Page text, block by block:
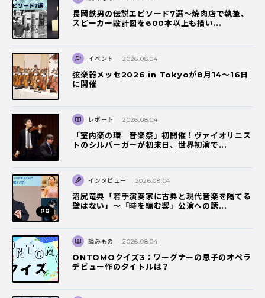
長岡鉄男の伝説エピソード7選〜焼肉店で執筆、
スピーカー設計図を600本以上も描い...
イベント 2026.08.04
弦楽器メッセ2026 in Tokyoが8月14～16日
に開催
レポート 2026.08.04
「室内楽の環 音楽祭」初開催！ヴァイオリニス
トのシルバーガーが初来日、世界初演で...
インタビュー 2026.08.04
沼尻竜典「若手演奏家に古典と現代音楽を隔てる
壁はない」～「時を編む響」公演への誘...
読みもの 2026.08.04
ONTOMOクイズ3：ワーグナーの息子のオペラ
デビュー作のタイトルは？